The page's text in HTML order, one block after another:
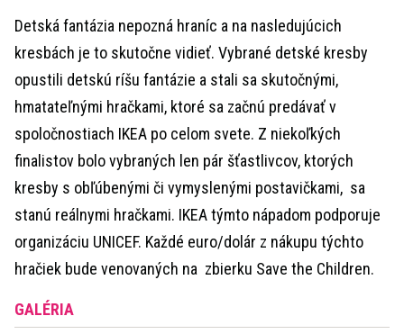
Detská fantázia nepozná hraníc a na nasledujúcich
kresbách je to skutočne vidieť. Vybrané detské kresby
opustili detskú ríšu fantázie a stali sa skutočnými,
hmatateľnými hračkami, ktoré sa začnú predávať v
spoločnostiach IKEA po celom svete. Z niekoľkých
finalistov bolo vybraných len pár šťastlivcov, ktorých
kresby s obľúbenými či vymyslenými postavičkami, sa
stanú reálnymi hračkami. IKEA týmto nápadom podporuje
organizáciu UNICEF. Každé euro/dolár z nákupu týchto
hračiek bude venovaných na zbierku Save the Children.
GALÉRIA